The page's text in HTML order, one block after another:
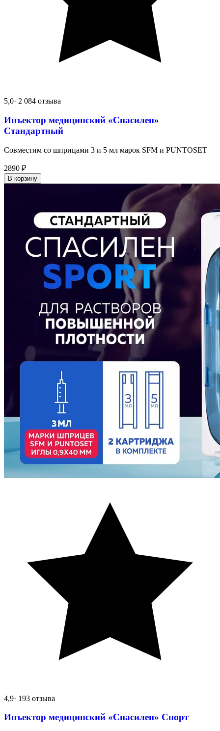
5,0· 2 084 отзыва
Инъектор медицинский «Спасилен»
Стандартный
Совместим со шприцами 3 и 5 мл марок SFM и PUNTOSET
2890 ₽
В корзину
4,9· 193 отзыва
Инъектор медицинский «Спасилен» Спорт